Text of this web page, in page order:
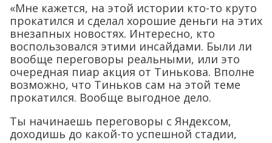
«Мне кажется, на этой истории кто-то круто
прокатился и сделал хорошие деньги на этих
внезапных новостях. Интересно, кто
воспользовался этими инсайдами. Были ли
вообще переговоры реальными, или это
очередная пиар акция от Тинькова. Вполне
возможно, что Тиньков сам на этой теме
прокатился. Вообще выгодное дело.
Ты начинаешь переговоры с Яндексом,
доходишь до какой-то успешной стадии,